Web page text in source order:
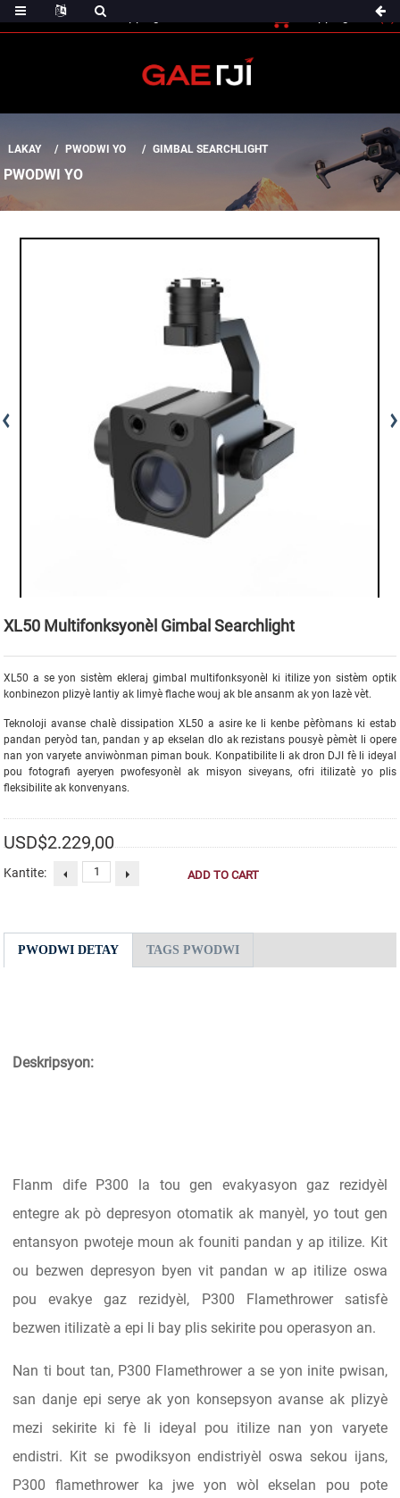
Shopping Cart(0)
LAKAY PWODWI YO GIMBAL SEARCHLIGHT
PWODWI YO
XL50 Multifonksyonèl Gimbal Searchlight
XL50 a se yon sistèm ekleraj gimbal multifonksyonèl ki itilize yon sistèm optik
konbinezon plizyè lantiy ak limyè flache wouj ak ble ansanm ak yon lazè vèt.
Teknoloji avanse chalè dissipation XL50 a asire ke li kenbe pèfòmans ki estab
pandan peryòd tan, pandan y ap ekselan dlo ak rezistans pousyè pèmèt li opere
nan yon varyete anviwònman piman bouk. Konpatibilite li ak dron DJI fè li ideyal
pou fotografi ayeryen pwofesyonèl ak misyon siveyans, ofri itilizatè yo plis
fleksibilite ak konvenyans.
USD$2.229,00
Kantite:
PWODWI DETAY TAGS PWODWI
Deskripsyon:
Flanm dife P300 la tou gen evakyasyon gaz rezidyèl
entegre ak pò depresyon otomatik ak manyèl, yo tout gen
entansyon pwoteje moun ak founiti pandan y ap itilize. Kit
ou bezwen depresyon byen vit pandan w ap itilize oswa
pou evakye gaz rezidyèl, P300 Flamethrower satisfè
bezwen itilizatè a epi li bay plis sekirite pou operasyon an.
Nan ti bout tan, P300 Flamethrower a se yon inite pwisan,
san danje epi serye ak yon konsepsyon avanse ak plizyè
mezi sekirite ki fè li ideyal pou itilize nan yon varyete
endistri. Kit se pwodiksyon endistriyèl oswa sekou ijans,
P300 flamethrower ka jwe yon wòl ekselan pou pote